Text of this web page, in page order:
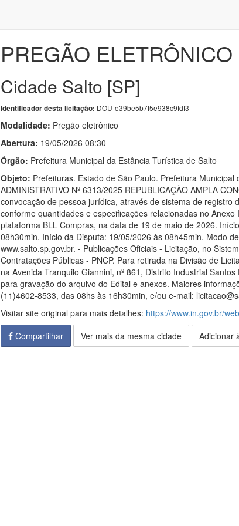
PREGÃO ELETRÔNICO
Cidade Salto [SP]
Identificador desta licitação: DOU-e39be5b7f5e938c9fdf3
Modalidade: Pregão eletrônico
Abertura: 19/05/2026 08:30
Órgão: Prefeitura Municipal da Estância Turística de Salto
Objeto: Prefeituras. Estado de São Paulo. Prefeitura Municipal
ADMINISTRATIVO Nº 6313/2025 REPUBLICAÇÃO AMPLA
convocação de pessoa jurídica, através de sistema de
conforme quantidades e especificações relacionadas no
plataforma BLL Compras, na data de 19 de maio de 2026.
08h30min. Início da Disputa: 19/05/2026 às 08h45min. Modo
www.salto.sp.gov.br. - Publicações Oficiais - Licitação, no
Contratações Públicas - PNCP. Para retirada na Divisão de
na Avenida Tranquilo Giannini, nº 861, Distrito Industrial
para gravação do arquivo do Edital e anexos. Maiores
(11)4602-8533, das 08hs às 16h30min, e/ou e-mail:
Visitar site original para mais detalhes: https://www.in.gov.br/
Compartilhar
Ver mais da mesma cidade Adicionar